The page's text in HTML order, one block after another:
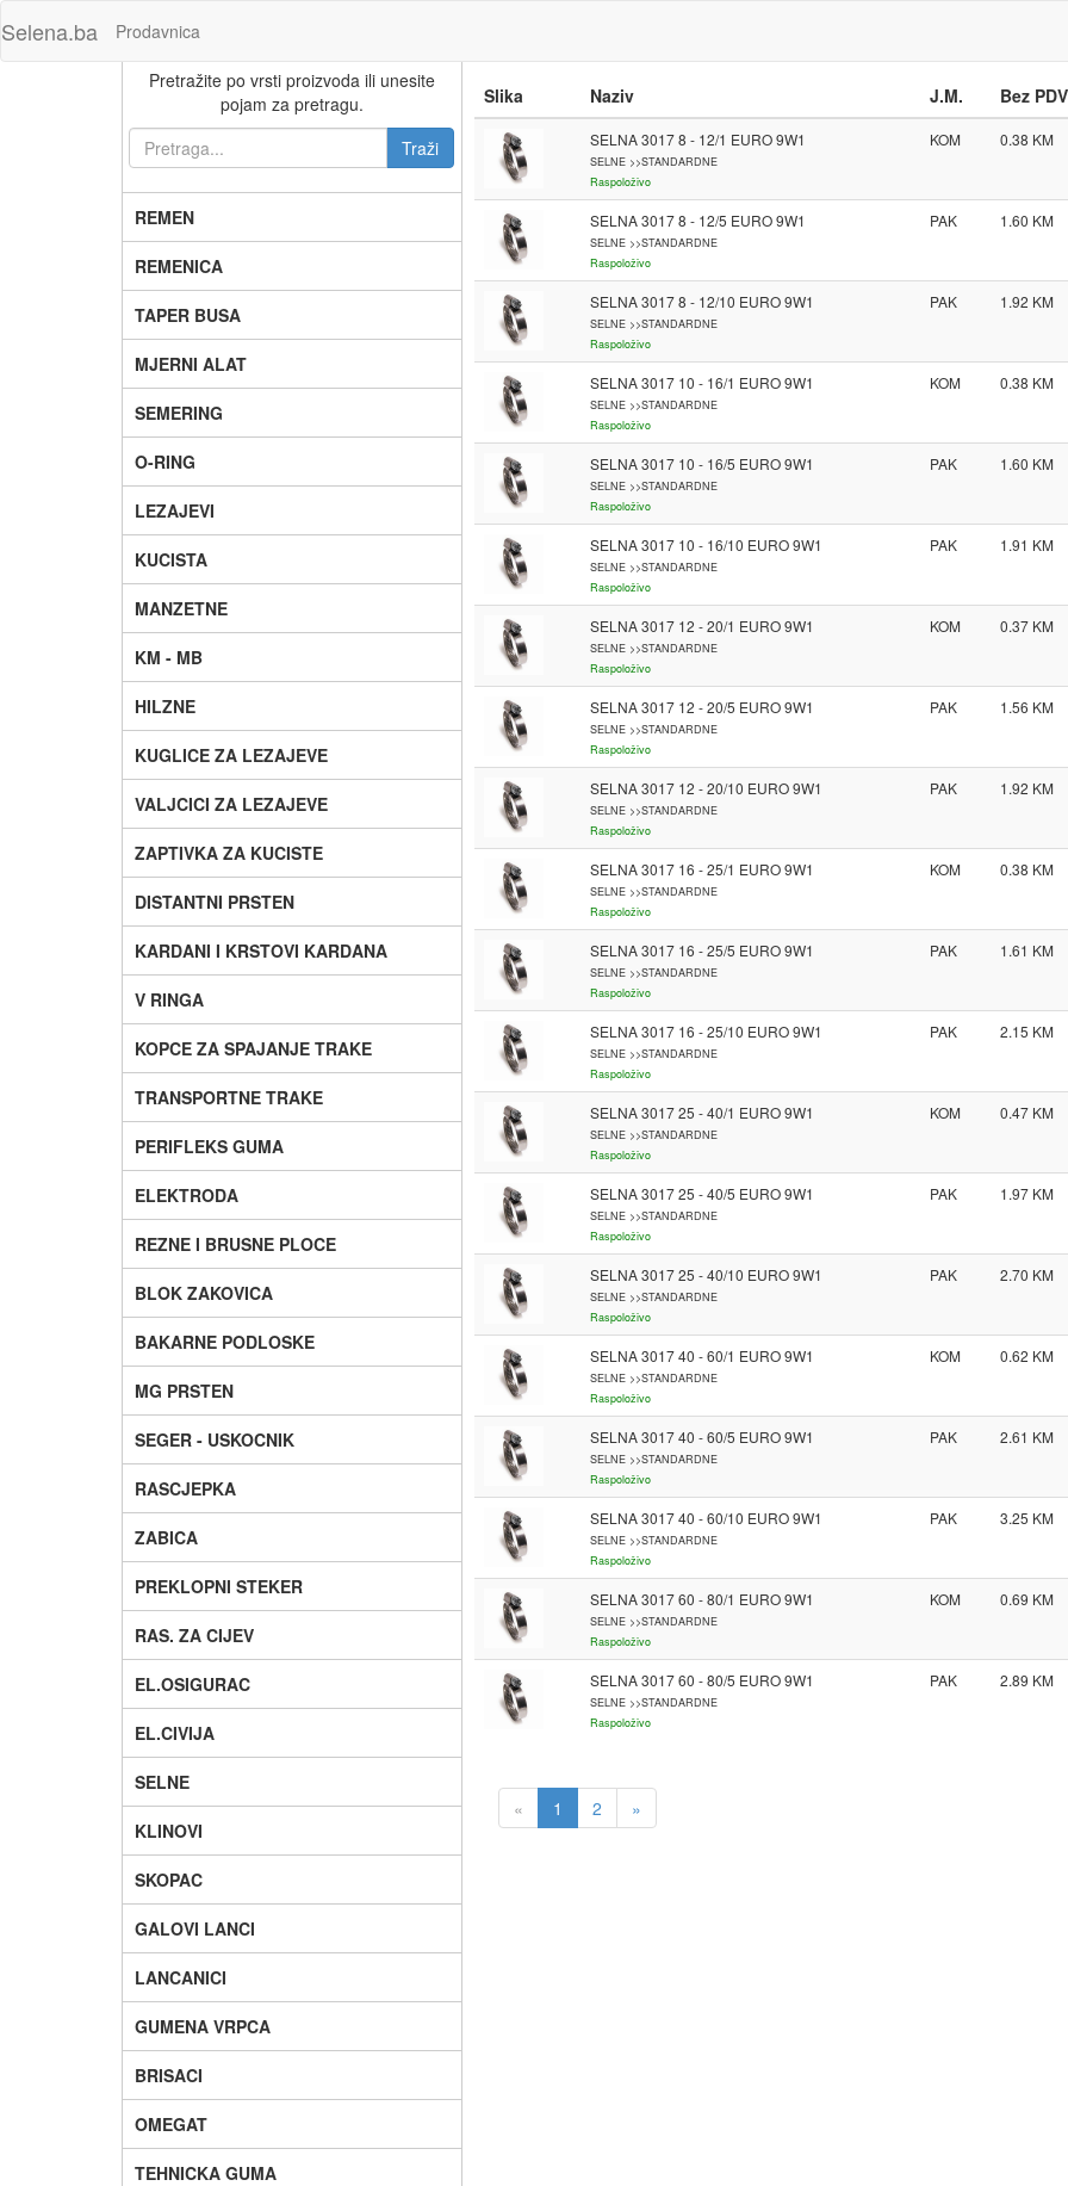
Selena.ba Prodavnica
Pretražite po vrsti proizvoda ili unesite
pojam za pretragu.
REMEN
REMENICA
TAPER BUSA
MJERNI ALAT
SEMERING
O-RING
LEZAJEVI
KUCISTA
MANZETNE
KM - MB
HILZNE
KUGLICE ZA LEZAJEVE
VALJCICI ZA LEZAJEVE
ZAPTIVKA ZA KUCISTE
DISTANTNI PRSTEN
KARDANI I KRSTOVI KARDANA
V RINGA
KOPCE ZA SPAJANJE TRAKE
TRANSPORTNE TRAKE
PERIFLEKS GUMA
ELEKTRODA
REZNE I BRUSNE PLOCE
BLOK ZAKOVICA
BAKARNE PODLOSKE
MG PRSTEN
SEGER - USKOCNIK
RASCJEPKA
ZABICA
PREKLOPNI STEKER
RAS. ZA CIJEV
EL.OSIGURAC
EL.CIVIJA
SELNE
KLINOVI
SKOPAC
GALOVI LANCI
LANCANICI
GUMENA VRPCA
BRISACI
OMEGAT
TEHNICKA GUMA
Slika Naziv J.M. Bez PDV
SELNA 3017 8 - 12/1 EURO 9W1
SELNE >>STANDARDNE
Raspoloživo
KOM 0.38
SELNA 3017 8 - 12/5 EURO 9W1
SELNE >>STANDARDNE
Raspoloživo
PAK 1.60
SELNA 3017 8 - 12/10 EURO 9W1
SELNE >>STANDARDNE
Raspoloživo
PAK 1.92
SELNA 3017 10 - 16/1 EURO 9W1
SELNE >>STANDARDNE
Raspoloživo
KOM 0.38
SELNA 3017 10 - 16/5 EURO 9W1
SELNE >>STANDARDNE
Raspoloživo
PAK 1.60
SELNA 3017 10 - 16/10 EURO 9W1
SELNE >>STANDARDNE
Raspoloživo
PAK 1.91
SELNA 3017 12 - 20/1 EURO 9W1
SELNE >>STANDARDNE
Raspoloživo
KOM 0.37
SELNA 3017 12 - 20/5 EURO 9W1
SELNE >>STANDARDNE
Raspoloživo
PAK 1.56
SELNA 3017 12 - 20/10 EURO 9W1
SELNE >>STANDARDNE
Raspoloživo
PAK 1.92
SELNA 3017 16 - 25/1 EURO 9W1
SELNE >>STANDARDNE
Raspoloživo
KOM 0.38
SELNA 3017 16 - 25/5 EURO 9W1
SELNE >>STANDARDNE
Raspoloživo
PAK 1.61
SELNA 3017 16 - 25/10 EURO 9W1
SELNE >>STANDARDNE
Raspoloživo
PAK 2.15
SELNA 3017 25 - 40/1 EURO 9W1
SELNE >>STANDARDNE
Raspoloživo
KOM 0.47
SELNA 3017 25 - 40/5 EURO 9W1
SELNE >>STANDARDNE
Raspoloživo
PAK 1.97
SELNA 3017 25 - 40/10 EURO 9W1
SELNE >>STANDARDNE
Raspoloživo
PAK 2.70
SELNA 3017 40 - 60/1 EURO 9W1
SELNE >>STANDARDNE
Raspoloživo
KOM 0.62
SELNA 3017 40 - 60/5 EURO 9W1
SELNE >>STANDARDNE
Raspoloživo
PAK 2.61
SELNA 3017 40 - 60/10 EURO 9W1
SELNE >>STANDARDNE
Raspoloživo
PAK 3.25
SELNA 3017 60 - 80/1 EURO 9W1
SELNE >>STANDARDNE
Raspoloživo
KOM 0.69
SELNA 3017 60 - 80/5 EURO 9W1
SELNE >>STANDARDNE
Raspoloživo
PAK 2.89
« 1 2 »